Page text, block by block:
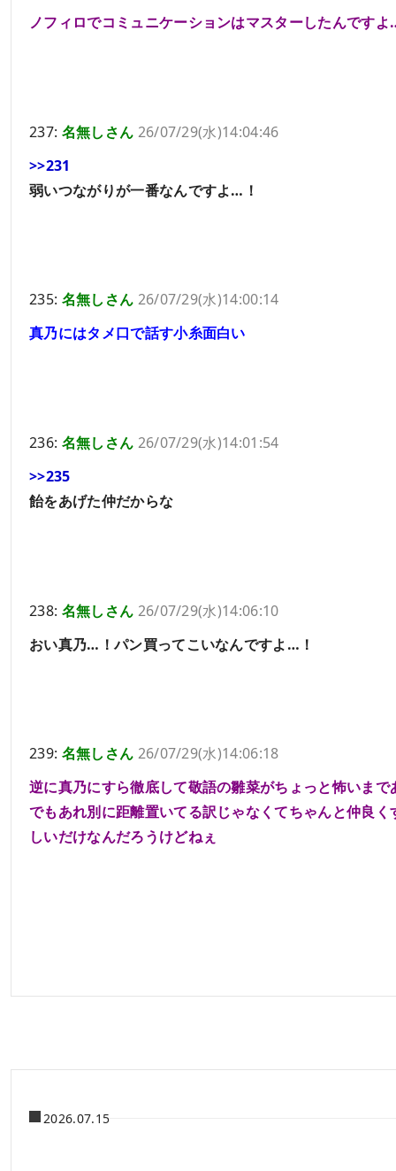
ノフィロでコミュニケーションはマスターしたんです
237: 名無しさん 26/07/29(水)14:04:46
>>231
弱いつながりが一番なんですよ…！
235: 名無しさん 26/07/29(水)14:00:14
真乃にはタメ口で話す小糸面白い
236: 名無しさん 26/07/29(水)14:01:54
>>235
飴をあげた仲だからな
238: 名無しさん 26/07/29(水)14:06:10
おい真乃…！パン買ってこいなんですよ…！
239: 名無しさん 26/07/29(水)14:06:18
逆に真乃にすら徹底して敬語の雛菜がちょっと怖いまで
でもあれ別に距離置いてる訳じゃなくてちゃんと仲良
しいだけなんだろうけどねぇ
2026.07.15